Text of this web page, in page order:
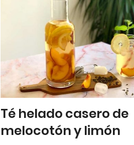
Té helado casero de
melocotón y limón